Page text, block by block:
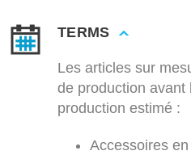
TERMS
Les articles sur
de production avant
production estimé :
Accessoires